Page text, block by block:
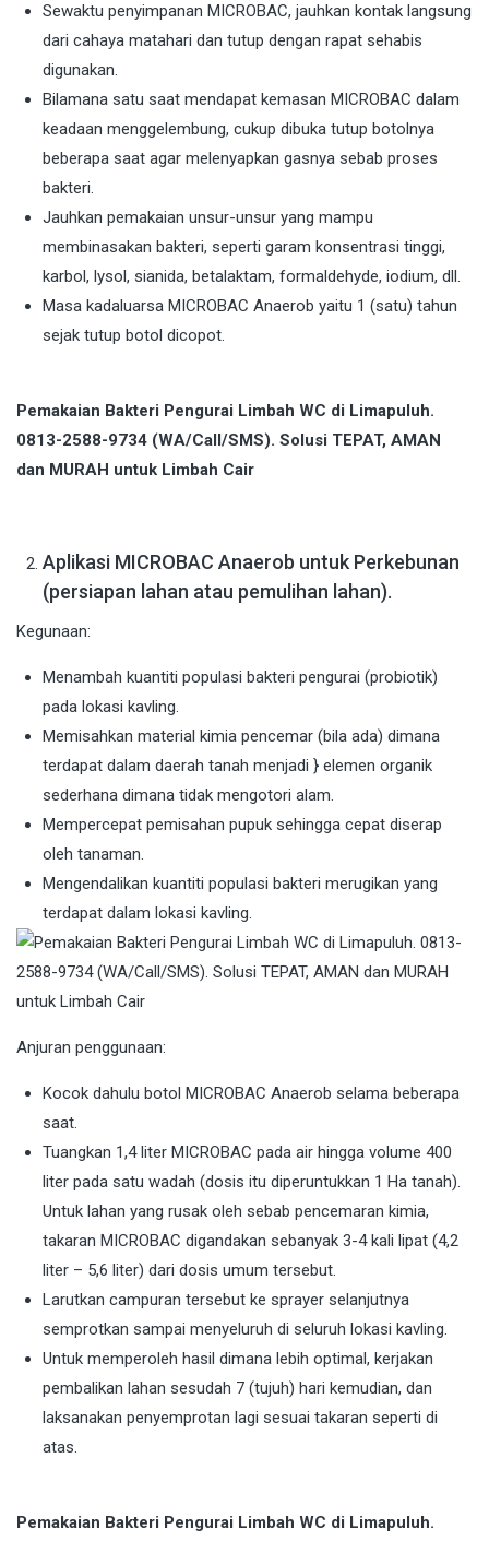
Sewaktu penyimpanan MICROBAC, jauhkan kontak langsung
dari cahaya matahari dan tutup dengan rapat sehabis
digunakan.
Bilamana satu saat mendapat kemasan MICROBAC dalam
keadaan menggelembung, cukup dibuka tutup botolnya
beberapa saat agar melenyapkan gasnya sebab proses
bakteri.
Jauhkan pemakaian unsur-unsur yang mampu
membinasakan bakteri, seperti garam konsentrasi tinggi,
karbol, lysol, sianida, betalaktam, formaldehyde, iodium, dll.
Masa kadaluarsa MICROBAC Anaerob yaitu 1 (satu) tahun
sejak tutup botol dicopot.
Pemakaian Bakteri Pengurai Limbah WC di Limapuluh.
0813-2588-9734 (WA/Call/SMS). Solusi TEPAT, AMAN
dan MURAH untuk Limbah Cair
Aplikasi MICROBAC Anaerob untuk Perkebunan
(persiapan lahan atau pemulihan lahan).
Kegunaan:
Menambah kuantiti populasi bakteri pengurai (probiotik)
pada lokasi kavling.
Memisahkan material kimia pencemar (bila ada) dimana
terdapat dalam daerah tanah menjadi } elemen organik
sederhana dimana tidak mengotori alam.
Mempercepat pemisahan pupuk sehingga cepat diserap
oleh tanaman.
Mengendalikan kuantiti populasi bakteri merugikan yang
terdapat dalam lokasi kavling.
Anjuran penggunaan:
Kocok dahulu botol MICROBAC Anaerob selama beberapa
saat.
Tuangkan 1,4 liter MICROBAC pada air hingga volume 400
liter pada satu wadah (dosis itu diperuntukkan 1 Ha tanah).
Untuk lahan yang rusak oleh sebab pencemaran kimia,
takaran MICROBAC digandakan sebanyak 3-4 kali lipat (4,2
liter – 5,6 liter) dari dosis umum tersebut.
Larutkan campuran tersebut ke sprayer selanjutnya
semprotkan sampai menyeluruh di seluruh lokasi kavling.
Untuk memperoleh hasil dimana lebih optimal, kerjakan
pembalikan lahan sesudah 7 (tujuh) hari kemudian, dan
laksanakan penyemprotan lagi sesuai takaran seperti di
atas.
Pemakaian Bakteri Pengurai Limbah WC di Limapuluh.